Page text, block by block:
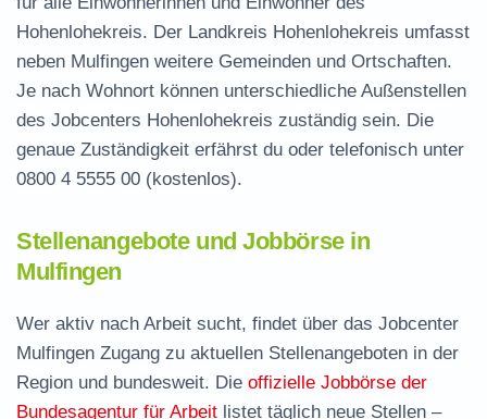
Hohenlohekreis. Der Landkreis Hohenlohekreis umfasst
neben Mulfingen weitere Gemeinden und Ortschaften.
Je nach Wohnort können unterschiedliche Außenstellen
des Jobcenters Hohenlohekreis zuständig sein. Die
genaue Zuständigkeit erfährst du oder telefonisch unter
0800 4 5555 00 (kostenlos).
Stellenangebote und Jobbörse in
Mulfingen
Wer aktiv nach Arbeit sucht, findet über das Jobcenter
Mulfingen Zugang zu aktuellen Stellenangeboten in der
Region und bundesweit. Die offizielle Jobbörse der
Bundesagentur für Arbeit listet täglich neue Stellen –